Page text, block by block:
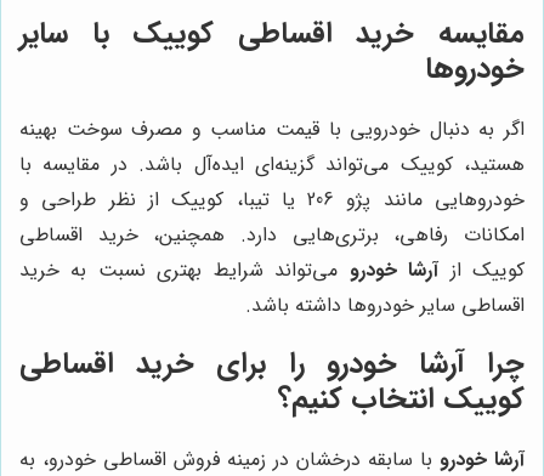
مقایسه خرید اقساطی کوییک با سایر
خودروها
اگر به دنبال خودرویی با قیمت مناسب و مصرف سوخت بهینه
هستید، کوییک می‌تواند گزینه‌ای ایده‌آل باشد. در مقایسه با
خودروهایی مانند پژو 206 یا تیبا، کوییک از نظر طراحی و
امکانات رفاهی، برتری‌هایی دارد. همچنین، خرید اقساطی
کوییک ازآرشا خودرو می‌تواند شرایط بهتری نسبت به خرید
اقساطی سایر خودروها داشته باشد.
چرا آرشا خودرو را برای خرید اقساطی
کوییک انتخاب کنیم؟
آرشا خودرو با سابقه درخشان در زمینه فروش اقساطی خودرو، به